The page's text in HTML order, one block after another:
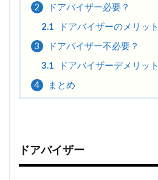
2
ドアバイザー必要？
2.1
ドアバイザーのメリット
3
ドアバイザー不必要？
3.1
ドアバイザーデメリット
4
まとめ
ドアバイザー